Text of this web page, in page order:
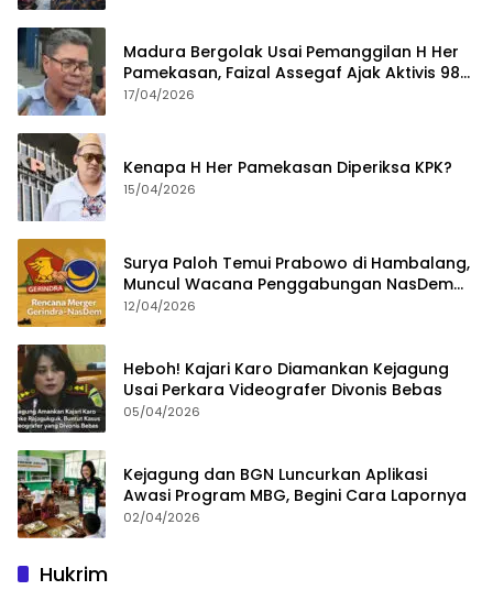
Madura Bergolak Usai Pemanggilan H Her
Pamekasan, Faizal Assegaf Ajak Aktivis 98
Bongkar Permainan KPK
17/04/2026
Kenapa H Her Pamekasan Diperiksa KPK?
15/04/2026
Surya Paloh Temui Prabowo di Hambalang,
Muncul Wacana Penggabungan NasDem
dan Gerindra
12/04/2026
Heboh! Kajari Karo Diamankan Kejagung
Usai Perkara Videografer Divonis Bebas
05/04/2026
Kejagung dan BGN Luncurkan Aplikasi
Awasi Program MBG, Begini Cara Lapornya
02/04/2026
Hukrim